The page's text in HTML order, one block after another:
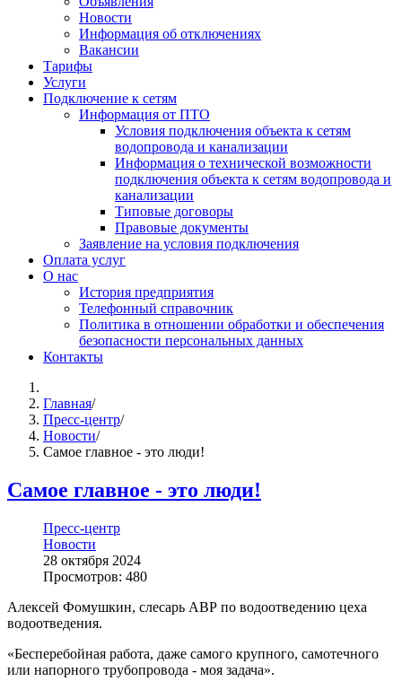
Новости
Информация об отключениях
Вакансии
Тарифы
Услуги
Подключение к сетям
Информация от ПТО
Условия подключения объекта к сетям
водопровода и канализации
Информация о технической возможности
подключения объекта к сетям водопровода и
канализации
Типовые договоры
Правовые документы
Заявление на условия подключения
Оплата услуг
О нас
История предприятия
Телефонный справочник
Политика в отношении обработки и обеспечения
безопасности персональных данных
Контакты
Главная/
Пресс-центр/
Новости/
Самое главное - это люди!
Самое главное - это люди!
Пресс-центр
Новости
28 октября 2024
Просмотров: 480
Алексей Фомушкин, слесарь АВР по водоотведению цеха
водоотведения.
«Бесперебойная работа, даже самого крупного, самотечного
или напорного трубопровода - моя задача».